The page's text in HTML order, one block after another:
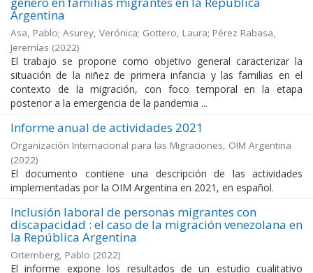
Argentina
Asa, Pablo; Asurey, Verónica; Gottero, Laura; Pérez Rabasa,
Jeremías (2022)
El trabajo se propone como objetivo general caracterizar la
situación de la niñez de primera infancia y las familias en el
contexto de la migración, con foco temporal en la etapa
posterior a la emergencia de la pandemia ...
Informe anual de actividades 2021
Organización Internacional para las Migraciones, OIM Argentina
(2022)
El documento contiene una descripción de las actividades
implementadas por la OIM Argentina en 2021, en español.
Inclusión laboral de personas migrantes con
discapacidad : el caso de la migración venezolana en
la República Argentina
Ortemberg, Pablo (2022)
El informe expone los resultados de un estudio cualitativo